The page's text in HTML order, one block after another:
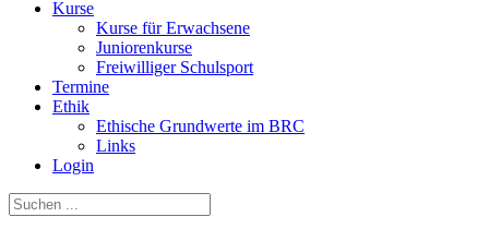
Kurse
Kurse für Erwachsene
Juniorenkurse
Freiwilliger Schulsport
Termine
Ethik
Ethische Grundwerte im BRC
Links
Login